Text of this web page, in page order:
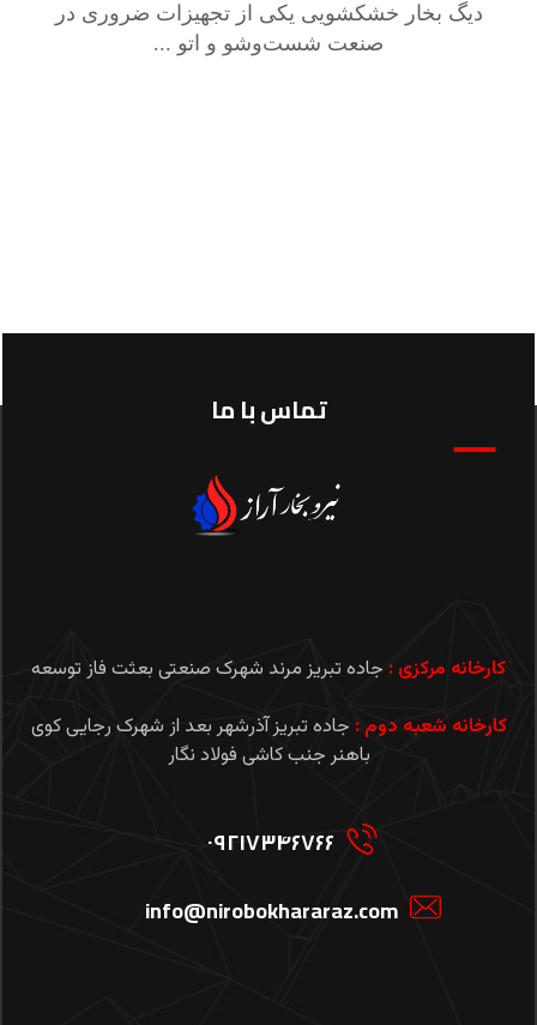
دیگ بخار خشکشویی یکی از تجهیزات ضروری در
صنعت شست‌وشو و اتو ...
تماس با ما
کارخانه مرکزی : جاده تبریز مرند شهرک صنعتی بعثت فاز توسعه
کارخانه شعبه دوم : جاده تبریز آذرشهر بعد از شهرک رجایی کوی
باهنر جنب کاشی فولاد نگار
۰۹۲۱۷۳۴۶۷۶۶
info@nirobokhararaz.com